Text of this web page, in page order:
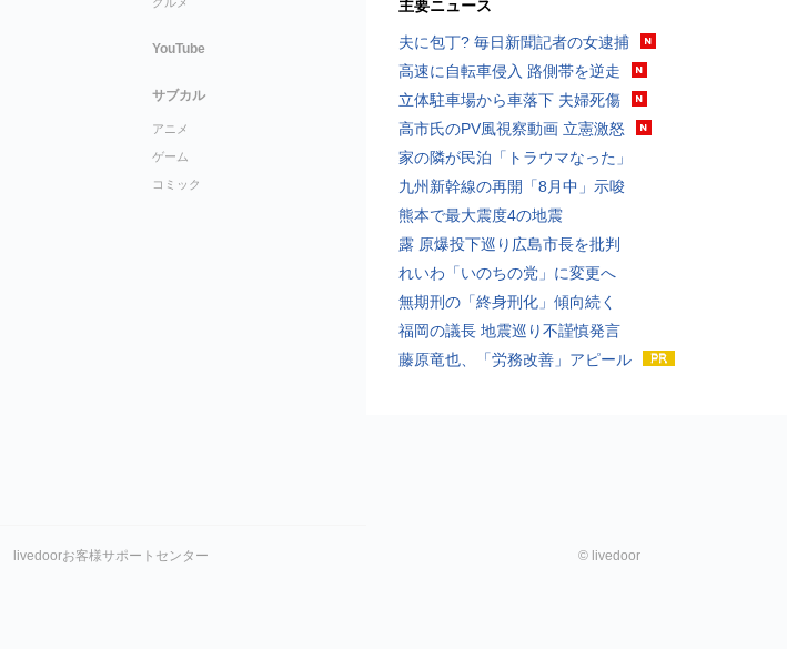
主要ニュース
夫に包丁? 毎日新聞記者の女逮捕
高速に自転車侵入 路側帯を逆走
立体駐車場から車落下 夫婦死傷
高市氏のPV風視察動画 立憲激怒
家の隣が民泊「トラウマなった」
九州新幹線の再開「8月中」示唆
熊本で最大震度4の地震
露 原爆投下巡り広島市長を批判
れいわ「いのちの党」に変更へ
無期刑の「終身刑化」傾向続く
福岡の議長 地震巡り不謹慎発言
藤原竜也、「労務改善」アピール
YouTube
サブカル
アニメ
ゲーム
コミック
livedoorお客様サポートセンター © livedoor